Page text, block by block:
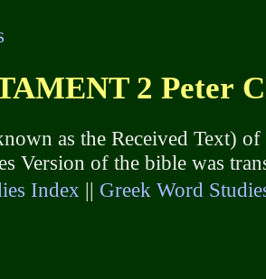
2 Peter
as the Received Text) of
Version of the bible was
Index || Greek Word